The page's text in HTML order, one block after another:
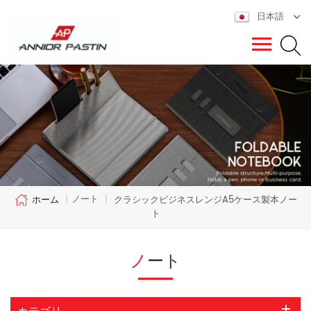
日本語
ホーム | ノート | クラシックビジネスレンジA5ケース製本ノー
ト
ノート